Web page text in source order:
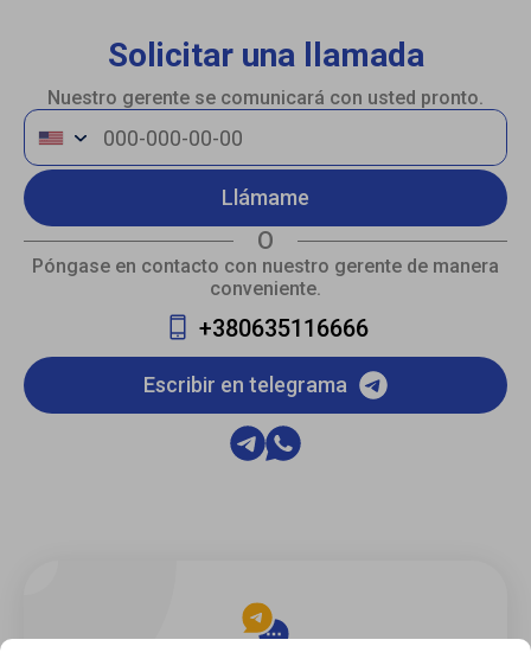
Solicitar una llamada
Nuestro gerente se comunicará con usted pronto.
Llámame
O
Póngase en contacto con nuestro gerente de manera
conveniente.
+380635116666
Escribir en telegrama